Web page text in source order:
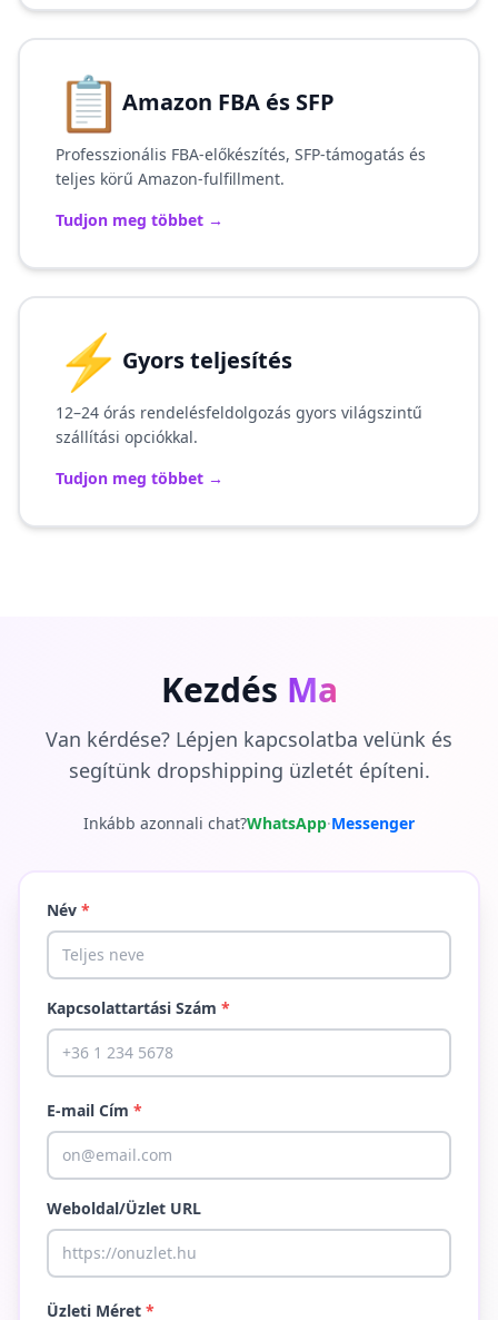
📋 Amazon FBA és SFP
Professzionális FBA-előkészítés, SFP-támogatás és
teljes körű Amazon-fulfillment.
Tudjon meg többet →
⚡ Gyors teljesítés
12–24 órás rendelésfeldolgozás gyors világszintű
szállítási opciókkal.
Tudjon meg többet →
Kezdés Ma
Van kérdése? Lépjen kapcsolatba velünk és
segítünk dropshipping üzletét építeni.
Inkább azonnali chat?WhatsApp·Messenger
Név *
Kapcsolattartási Szám *
E-mail Cím *
Weboldal/Üzlet URL
Üzleti Méret *